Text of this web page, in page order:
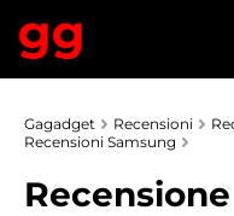
Gagadget Recensioni
Recensioni Samsung